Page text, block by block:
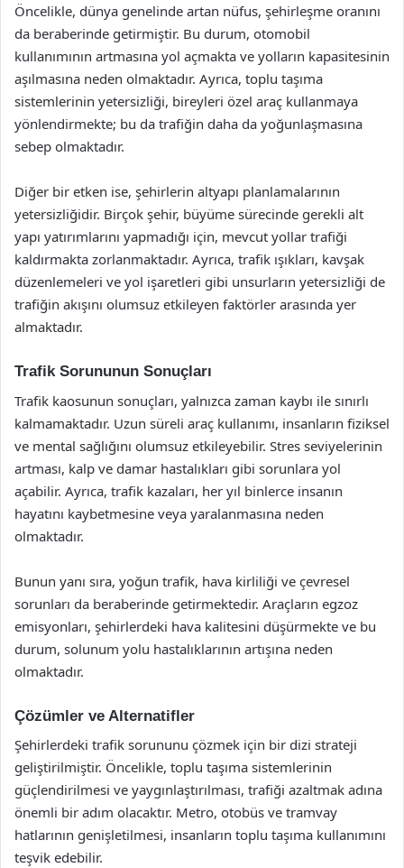
Öncelikle, dünya genelinde artan nüfus, şehirleşme oranını
da beraberinde getirmiştir. Bu durum, otomobil
kullanımının artmasına yol açmakta ve yolların kapasitesinin
aşılmasına neden olmaktadır. Ayrıca, toplu taşıma
sistemlerinin yetersizliği, bireyleri özel araç kullanmaya
yönlendirmekte; bu da trafiğin daha da yoğunlaşmasına
sebep olmaktadır.
Diğer bir etken ise, şehirlerin altyapı planlamalarının
yetersizliğidir. Birçok şehir, büyüme sürecinde gerekli alt
yapı yatırımlarını yapmadığı için, mevcut yollar trafiği
kaldırmakta zorlanmaktadır. Ayrıca, trafik ışıkları, kavşak
düzenlemeleri ve yol işaretleri gibi unsurların yetersizliği de
trafiğin akışını olumsuz etkileyen faktörler arasında yer
almaktadır.
Trafik Sorununun Sonuçları
Trafik kaosunun sonuçları, yalnızca zaman kaybı ile sınırlı
kalmamaktadır. Uzun süreli araç kullanımı, insanların fiziksel
ve mental sağlığını olumsuz etkileyebilir. Stres seviyelerinin
artması, kalp ve damar hastalıkları gibi sorunlara yol
açabilir. Ayrıca, trafik kazaları, her yıl binlerce insanın
hayatını kaybetmesine veya yaralanmasına neden
olmaktadır.
Bunun yanı sıra, yoğun trafik, hava kirliliği ve çevresel
sorunları da beraberinde getirmektedir. Araçların egzoz
emisyonları, şehirlerdeki hava kalitesini düşürmekte ve bu
durum, solunum yolu hastalıklarının artışına neden
olmaktadır.
Çözümler ve Alternatifler
Şehirlerdeki trafik sorununu çözmek için bir dizi strateji
geliştirilmiştir. Öncelikle, toplu taşıma sistemlerinin
güçlendirilmesi ve yaygınlaştırılması, trafiği azaltmak adına
önemli bir adım olacaktır. Metro, otobüs ve tramvay
hatlarının genişletilmesi, insanların toplu taşıma kullanımını
teşvik edebilir.